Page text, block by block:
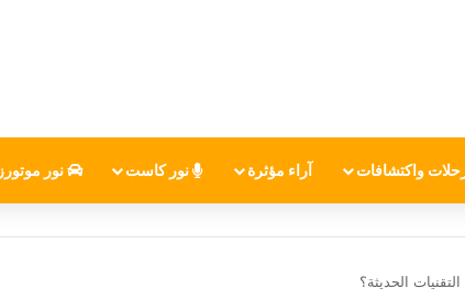
واكتشافات آراء مؤثرة نور كاست نور موتورز
الحديثة؟